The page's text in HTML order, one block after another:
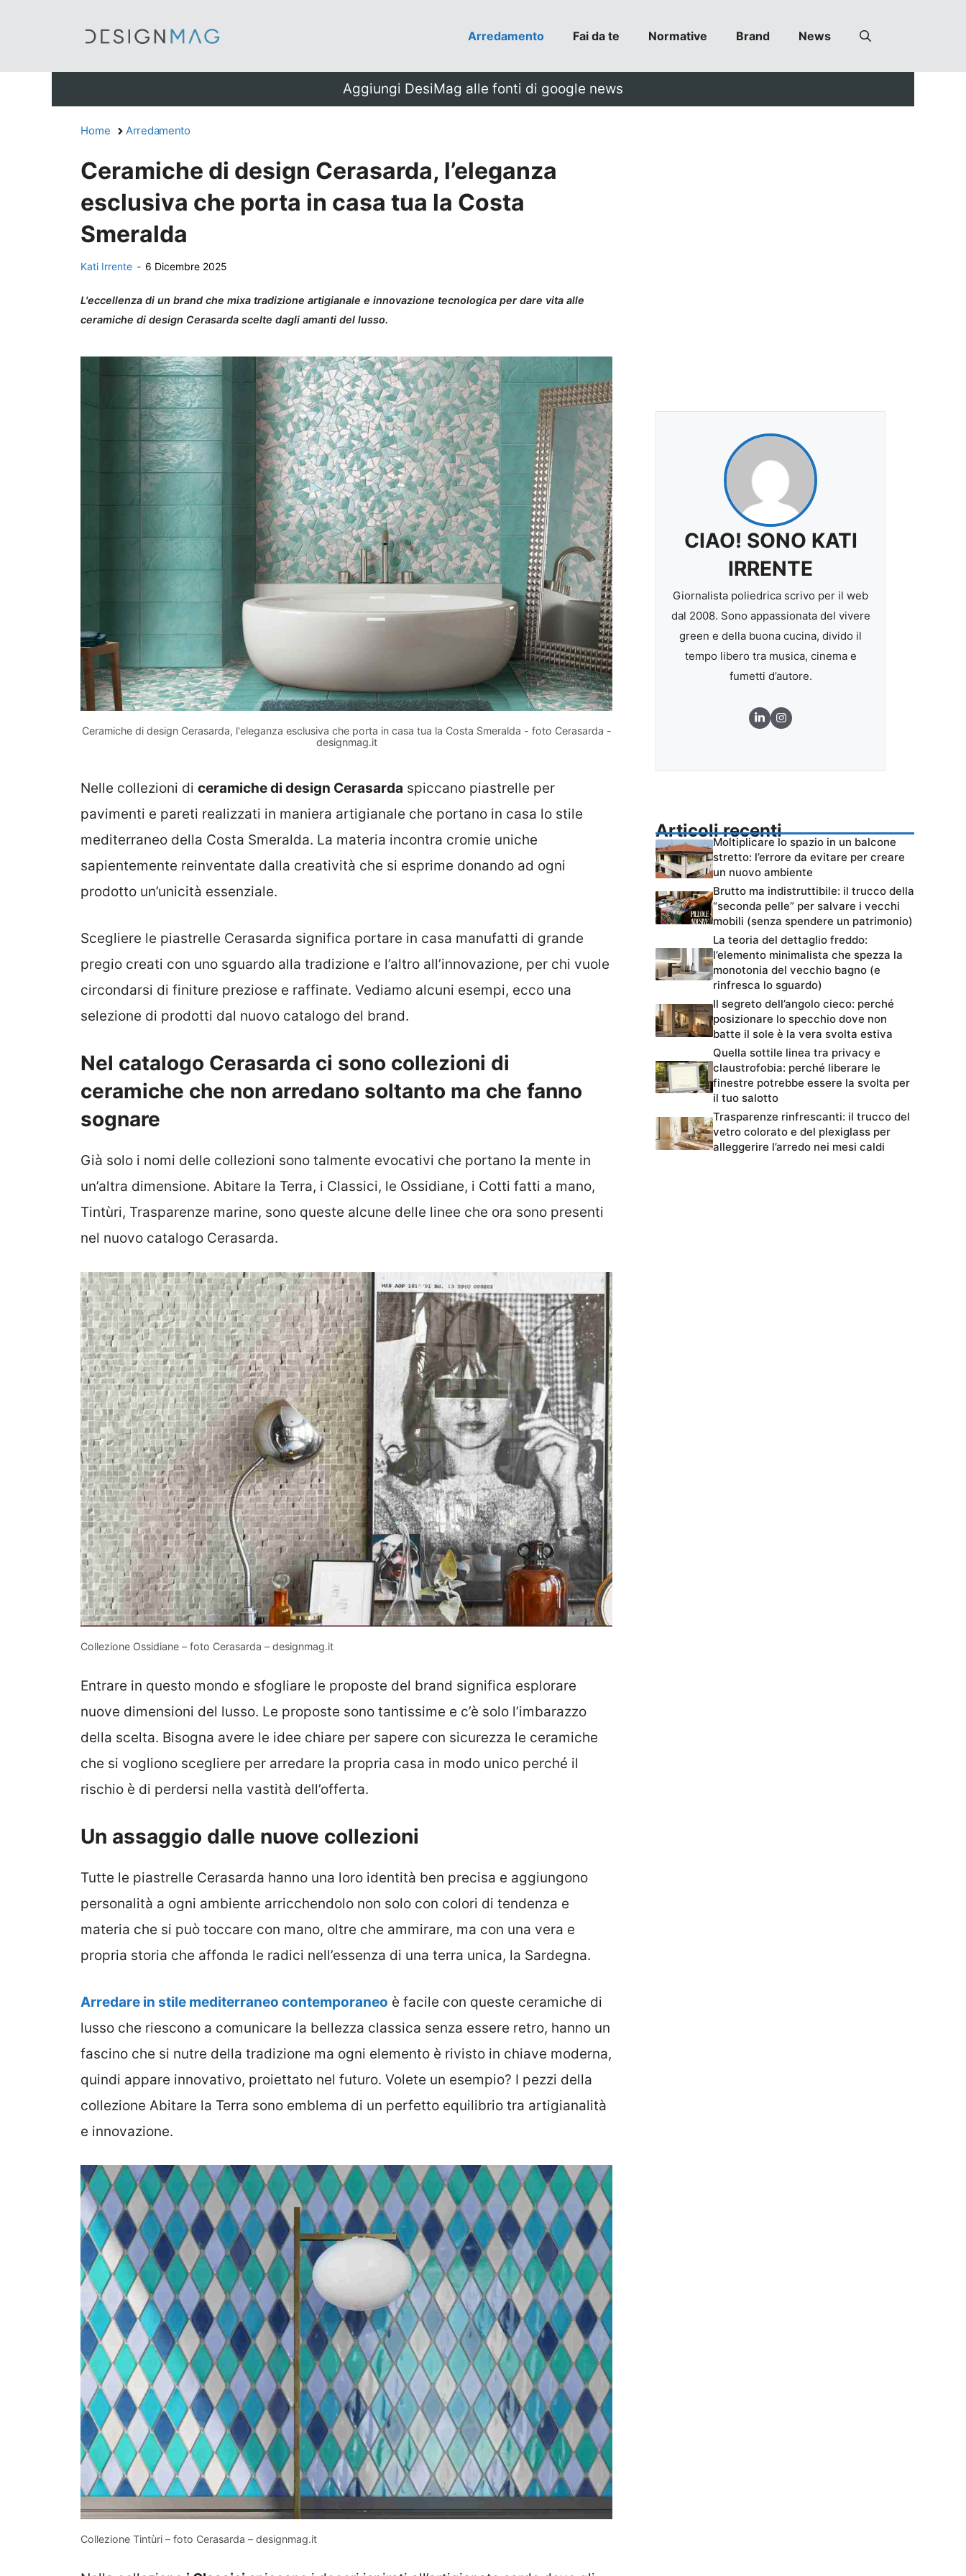
Arredamento Fai da te Normative Brand News
Aggiungi DesiMag alle fonti di google news
Home Arredamento
Ceramiche di design Cerasarda, l’eleganza
esclusiva che porta in casa tua la Costa
Smeralda
Kati Irrente - 6 Dicembre 2025
L'eccellenza di un brand che mixa tradizione artigianale e innovazione tecnologica per dare vita alle
ceramiche di design Cerasarda scelte dagli amanti del lusso.
Ceramiche di design Cerasarda, l'eleganza esclusiva che porta in casa tua la Costa Smeralda - foto Cerasarda -
designmag.it
Nelle collezioni di ceramiche di design Cerasarda spiccano piastrelle per
pavimenti e pareti realizzati in maniera artigianale che portano in casa lo stile
mediterraneo della Costa Smeralda. La materia incontra cromie uniche
sapientemente reinventate dalla creatività che si esprime donando ad ogni
prodotto un’unicità essenziale.
Scegliere le piastrelle Cerasarda significa portare in casa manufatti di grande
pregio creati con uno sguardo alla tradizione e l’altro all’innovazione, per chi vuole
circondarsi di finiture preziose e raffinate. Vediamo alcuni esempi, ecco una
selezione di prodotti dal nuovo catalogo del brand.
Nel catalogo Cerasarda ci sono collezioni di
ceramiche che non arredano soltanto ma che fanno
sognare
Già solo i nomi delle collezioni sono talmente evocativi che portano la mente in
un’altra dimensione. Abitare la Terra, i Classici, le Ossidiane, i Cotti fatti a mano,
Tintùri, Trasparenze marine, sono queste alcune delle linee che ora sono presenti
nel nuovo catalogo Cerasarda.
Collezione Ossidiane – foto Cerasarda – designmag.it
Entrare in questo mondo e sfogliare le proposte del brand significa esplorare
nuove dimensioni del lusso. Le proposte sono tantissime e c’è solo l’imbarazzo
della scelta. Bisogna avere le idee chiare per sapere con sicurezza le ceramiche
che si vogliono scegliere per arredare la propria casa in modo unico perché il
rischio è di perdersi nella vastità dell’offerta.
Un assaggio dalle nuove collezioni
Tutte le piastrelle Cerasarda hanno una loro identità ben precisa e aggiungono
personalità a ogni ambiente arricchendolo non solo con colori di tendenza e
materia che si può toccare con mano, oltre che ammirare, ma con una vera e
propria storia che affonda le radici nell’essenza di una terra unica, la Sardegna.
Arredare in stile mediterraneo contemporaneo è facile con queste ceramiche di
lusso che riescono a comunicare la bellezza classica senza essere retro, hanno un
fascino che si nutre della tradizione ma ogni elemento è rivisto in chiave moderna,
quindi appare innovativo, proiettato nel futuro. Volete un esempio? I pezzi della
collezione Abitare la Terra sono emblema di un perfetto equilibrio tra artigianalità
e innovazione.
Collezione Tintùri – foto Cerasarda – designmag.it
CIAO! SONO KATI
IRRENTE
Giornalista poliedrica scrivo per il web
dal 2008. Sono appassionata del vivere
green e della buona cucina, divido il
tempo libero tra musica, cinema e
fumetti d’autore.
Articoli recenti
Moltiplicare lo spazio in un balcone
stretto: l’errore da evitare per creare
un nuovo ambiente
Brutto ma indistruttibile: il trucco della
“seconda pelle” per salvare i vecchi
mobili (senza spendere un patrimonio)
La teoria del dettaglio freddo:
l’elemento minimalista che spezza la
monotonia del vecchio bagno (e
rinfresca lo sguardo)
Il segreto dell’angolo cieco: perché
posizionare lo specchio dove non
batte il sole è la vera svolta estiva
Quella sottile linea tra privacy e
claustrofobia: perché liberare le
finestre potrebbe essere la svolta per
il tuo salotto
Trasparenze rinfrescanti: il trucco del
vetro colorato e del plexiglass per
alleggerire l’arredo nei mesi caldi